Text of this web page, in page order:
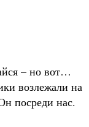
– но вот…
возлежали на
посреди нас.